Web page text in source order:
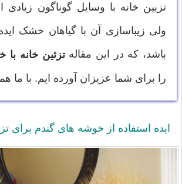
تزیین خانه با وسایل گوناگون
ولی زیباسازی آن با گیاهان خشک
باشد، که در این مقالهتزئین خانه
را برای شما عزیزان آورده ایم. با ما
ایده استفاده از خوشه های گندم برای